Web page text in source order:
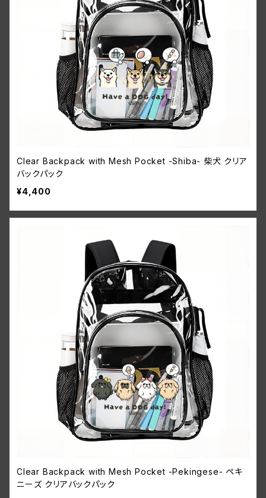
Clear Backpack with Mesh Pocket -Shiba- 柴犬 クリア
バックパック
¥4,400
Clear Backpack with Mesh Pocket -Pekingese- ペキ
ニーズ クリアバックパック